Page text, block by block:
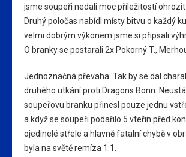
jsme soupeři nedali moc příležitostí ohrozit
Druhý poločas nabídl místy bitvu o každý
velmi dobrým výkonem jsme si připsali
O branky se postarali 2x Pokorný T.,
Jednoznačná převaha. Tak by se dal
druhého utkání proti Dragons Bonn.
soupeřovu branku přinesl pouze jednu
a když se soupeři podařilo 5 vteřin před
ojedinelé střele a hlavně fatalní chybě v
byla na světě remíza 1:1.